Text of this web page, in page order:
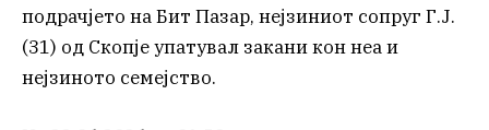
подрачјето на Бит Пазар, нејзиниот сопруг Г.Ј.
(31) од Скопје упатувал закани кон неа и
нејзиното семејство.